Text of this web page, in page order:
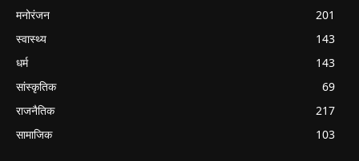
मनोरंजन
201
स्वास्थ्य
143
धर्म
143
सांस्कृतिक
69
राजनैतिक
217
सामाजिक
103